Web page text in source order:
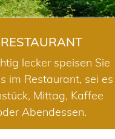
RESTAURANT
lecker speisen Sie
im Restaurant, sei es
Mittag, Kaffee
Abendessen.